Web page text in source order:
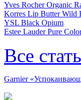
Yves Rocher Organic
Korres Lip Butter Wild
YSL Black Opium
Estee Lauder Pure
Все
Garnier